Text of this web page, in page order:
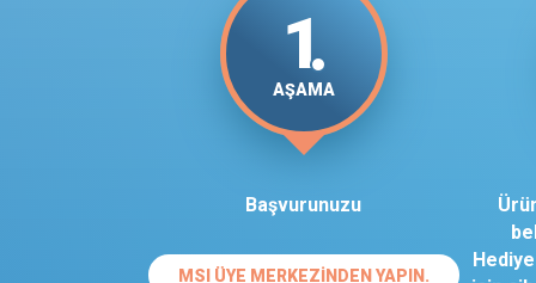
1
AŞAMA
Başvurunuzu
MSI ÜYE MERKEZINDEN YAPIN.